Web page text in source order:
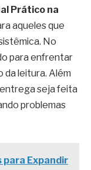
Prático na
aqueles que
No
para enfrentar
da leitura. Além
seja feita
problemas
para Expandir